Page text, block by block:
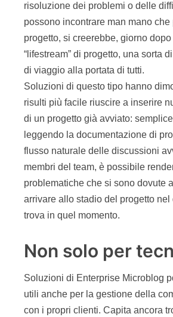
risoluzione dei problemi o delle
possono incontrare man mano che
progetto, si creerebbe, giorno
“lifestream” di progetto, una sorta
di viaggio alla portata di tutti.
Soluzioni di questo tipo hanno
risulti più facile riuscire a inserire
di un progetto già avviato:
leggendo la documentazione di
flusso naturale delle discussioni
membri del team, è possibile
problematiche che si sono dovute
arrivare allo stadio del progetto nel
trova in quel momento.
Non solo per
Soluzioni di Enterprise Microblog
utili anche per la gestione della
con i propri clienti. Capita ancora